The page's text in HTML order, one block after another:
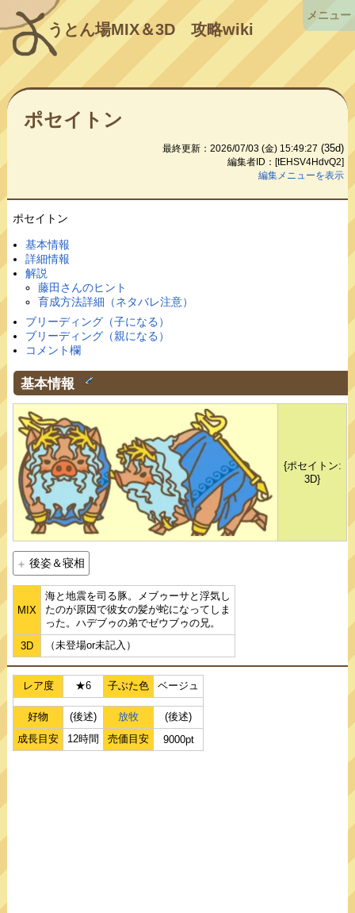
うとん場MIX＆3D攻略wiki
ポセイトン
最終更新：2026/07/03 (金) 15:49:27 (35d)
編集者ID：[tEHSV4HdvQ2]
編集メニューを表示
ポセイトン
基本情報
詳細情報
解説
藤田さんのヒント
育成方法詳細（ネタバレ注意）
ブリーディング（子になる）
ブリーディング（親になる）
コメント欄
基本情報 †
{ポセイトン:
3D}
後姿＆寝相
MIX
海と地震を司る豚。メブゥーサと浮気し
たのが原因で彼女の髪が蛇になってしま
った。ハデブゥの弟でゼウブゥの兄。
3D
（未登場or未記入）
レア度 ★6 子ぶた色 ベージュ
好物 (後述) 放牧
(後述)
成長目安
12時間 売価目安 9000pt
メニュー